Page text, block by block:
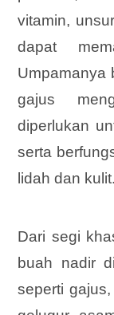
vitamin,
dapat
Umpamanya
gajus
diperlukan
serta
lidah dan kulit.
Dari segi
buah nadir
seperti